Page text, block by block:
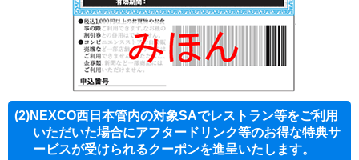
(2)NEXCO西日本管内の対象SAでレストラン等をご利用
いただいた場合にアフタードリンク等のお得な特典サ
ービスが受けられるクーポンを進呈いたします。